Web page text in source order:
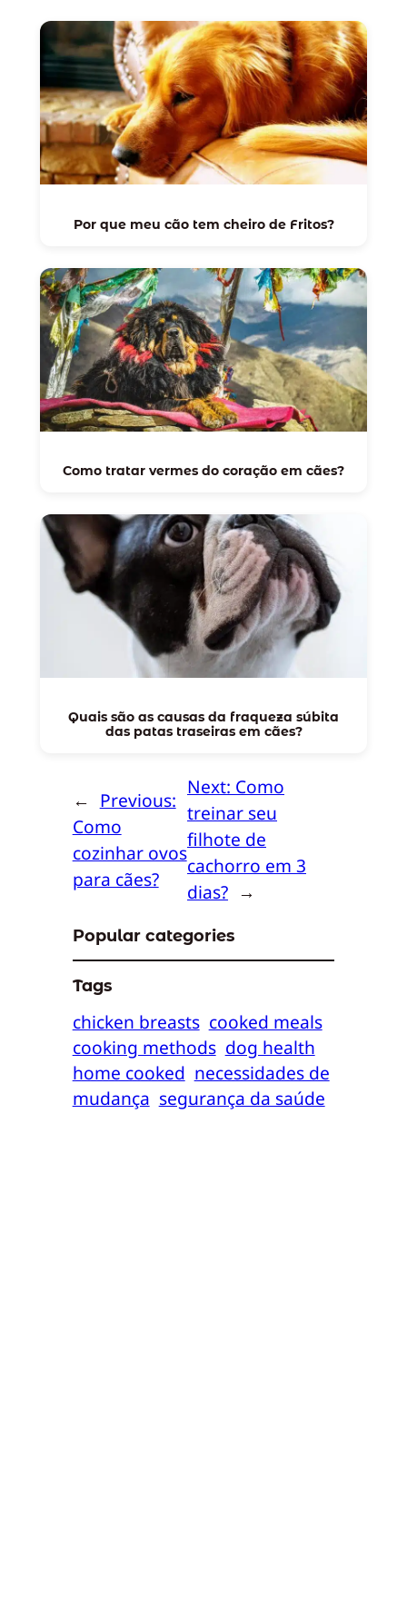
Por que meu cão tem cheiro de Fritos?
Como tratar vermes do coração em cães?
Quais são as causas da fraqueza súbita
das patas traseiras em cães?
← Previous:
Como
cozinhar ovos
para cães?
Next: Como
treinar seu
filhote de
cachorro em 3
dias? →
Popular categories
Tags
chicken breasts cooked meals
cooking methods dog health
home cooked necessidades de
mudança segurança da saúde